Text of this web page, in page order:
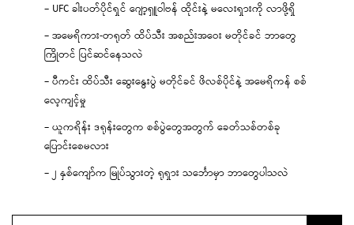
– UFC ခါးပတ်ပိုင်ရှင် ဂျော့ရှူဝါဗန် ထိုင်းနဲ့ မလေးရှားကို လာဖို့ရှိ
– အမေရိကား-တရုတ် ထိပ်သီး အစည်းအဝေး မတိုင်ခင် ဘာတွေ
ကြိုတင် ပြင်ဆင်နေသလဲ
– ပီကင်း ထိပ်သီး ဆွေးနွေးပွဲ မတိုင်ခင် ဖိလစ်ပိုင်နဲ့ အမေရိကန် စစ်
လေ့ကျင့်မှု
– ယူကရိန်း ဒရုန်းတွေက စစ်ပွဲတွေအတွက် ခေတ်သစ်တစ်ခု
ပြောင်းစေမလား
– ၂ နှစ်ကျော်က မြုပ်သွားတဲ့ ရုရှား သင်္ဘောမှာ ဘာတွေပါသလဲ